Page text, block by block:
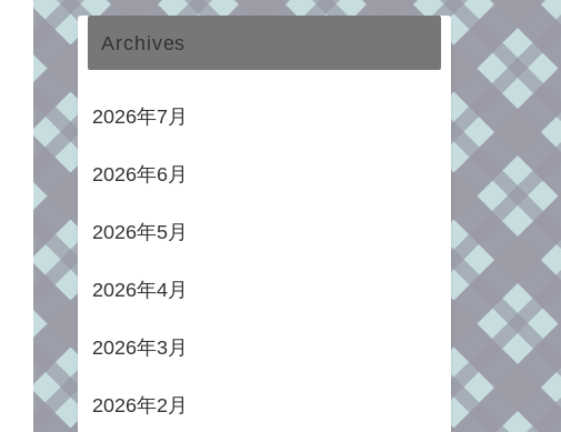
Archives
2026年7月
2026年6月
2026年5月
2026年4月
2026年3月
2026年2月